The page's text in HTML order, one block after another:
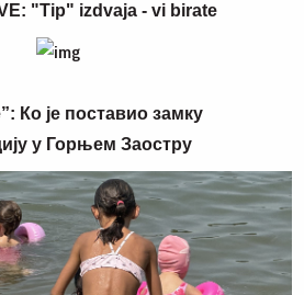
"Tip" izdvaja - vi birate
Ко је поставио замку
у Горњем Заостру